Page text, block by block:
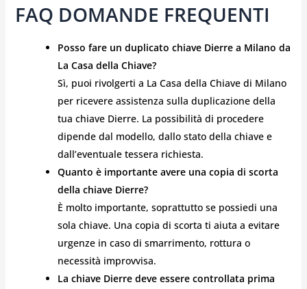
FAQ DOMANDE FREQUENTI
Posso fare un duplicato chiave Dierre a Milano da
La Casa della Chiave?
Sì, puoi rivolgerti a La Casa della Chiave di Milano
per ricevere assistenza sulla duplicazione della
tua chiave Dierre. La possibilità di procedere
dipende dal modello, dallo stato della chiave e
dall’eventuale tessera richiesta.
Quanto è importante avere una copia di scorta
della chiave Dierre?
È molto importante, soprattutto se possiedi una
sola chiave. Una copia di scorta ti aiuta a evitare
urgenze in caso di smarrimento, rottura o
necessità improvvisa.
La chiave Dierre deve essere controllata prima